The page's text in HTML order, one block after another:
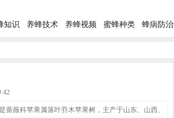
知识 养蜂技术 养蜂视频 蜜蜂种类 蜂病防治
薇科苹果属落叶乔木苹果树，主产于山东、山西、